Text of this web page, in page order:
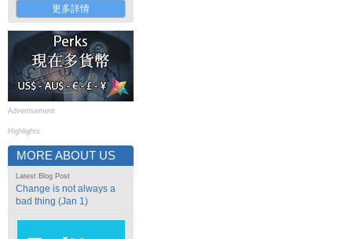
更多詳情
Advertisement
Highlights
MORE ABOUT US
Latest Blog Post
Change is not always a
bad thing (Jan 1)